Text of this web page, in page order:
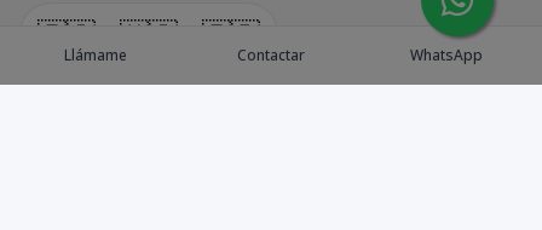
🇪🇸 🇺🇸 🇫🇷
Llámame Contactar WhatsApp